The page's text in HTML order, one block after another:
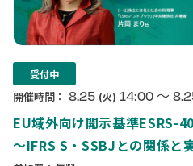
受付中
開催時間： 8.25 (火) 14:00 〜
EU域外向け開示基準ESRS-
〜IFRS S・SSBJとの関係と